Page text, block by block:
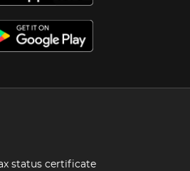
status certificate